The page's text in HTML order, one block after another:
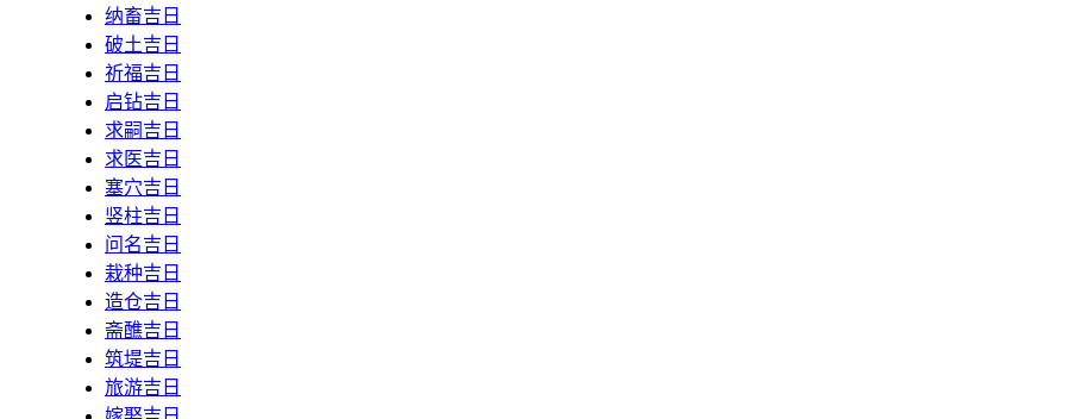
纳畜吉日
破土吉日
祈福吉日
启钻吉日
求嗣吉日
求医吉日
塞穴吉日
竖柱吉日
问名吉日
栽种吉日
造仓吉日
斋醮吉日
筑堤吉日
旅游吉日